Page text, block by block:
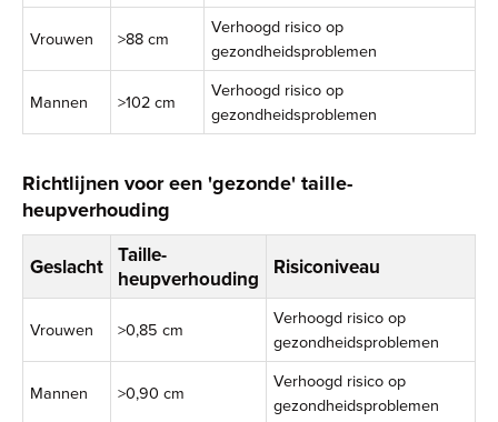
Vrouwen >88 cm
Verhoogd risico op
gezondheidsproblemen
Mannen >102 cm
Verhoogd risico op
gezondheidsproblemen
Richtlijnen voor een 'gezonde' taille-
heupverhouding
Geslacht Taille-
heupverhouding
Risiconiveau
Vrouwen >0,85 cm
Verhoogd risico op
gezondheidsproblemen
Mannen >0,90 cm
Verhoogd risico op
gezondheidsproblemen